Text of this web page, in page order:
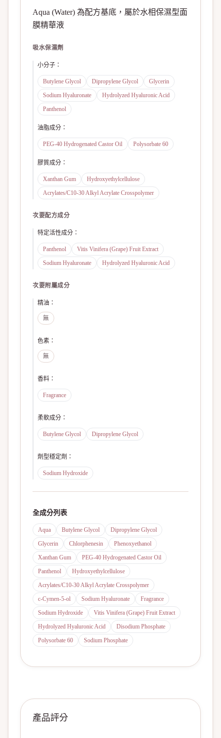
Aqua (Water) 為配方基底，屬於水相保濕型面
膜精華液
吸水保濕劑
小分子 ：
Butylene Glycol Dipropylene Glycol
Glycerin
Sodium Hyaluronate
Hydrolyzed Hyaluronic Acid
Panthenol
油脂成分 ：
PEG-40 Hydrogenated Castor Oil Polysorbate 60
膠質成分 ：
Xanthan Gum
Hydroxyethylcellulose
Acrylates/C10-30 Alkyl Acrylate Crosspolymer
次要配方成分
特定活性成分 ：
Panthenol
Vitis Vinifera (Grape) Fruit Extract
Sodium Hyaluronate
Hydrolyzed Hyaluronic Acid
次要附屬成分
精油 ：
無
色素 ：
無
香料 ：
Fragrance
柔軟成分 ：
Butylene Glycol Dipropylene Glycol
劑型穩定劑 ：
Sodium Hydroxide
全成分列表
Aqua Butylene Glycol
Dipropylene Glycol
Glycerin
Chlorphenesin
Phenoxyethanol
Xanthan Gum
PEG-40 Hydrogenated Castor Oil
Panthenol
Hydroxyethylcellulose
Acrylates/C10-30 Alkyl Acrylate Crosspolymer
c-Cymen-5-ol
Sodium Hyaluronate
Fragrance
Sodium Hydroxide
Vitis Vinifera (Grape) Fruit Extract
Hydrolyzed Hyaluronic Acid
Disodium Phosphate
Polysorbate 60
Sodium Phosphate
產品評分